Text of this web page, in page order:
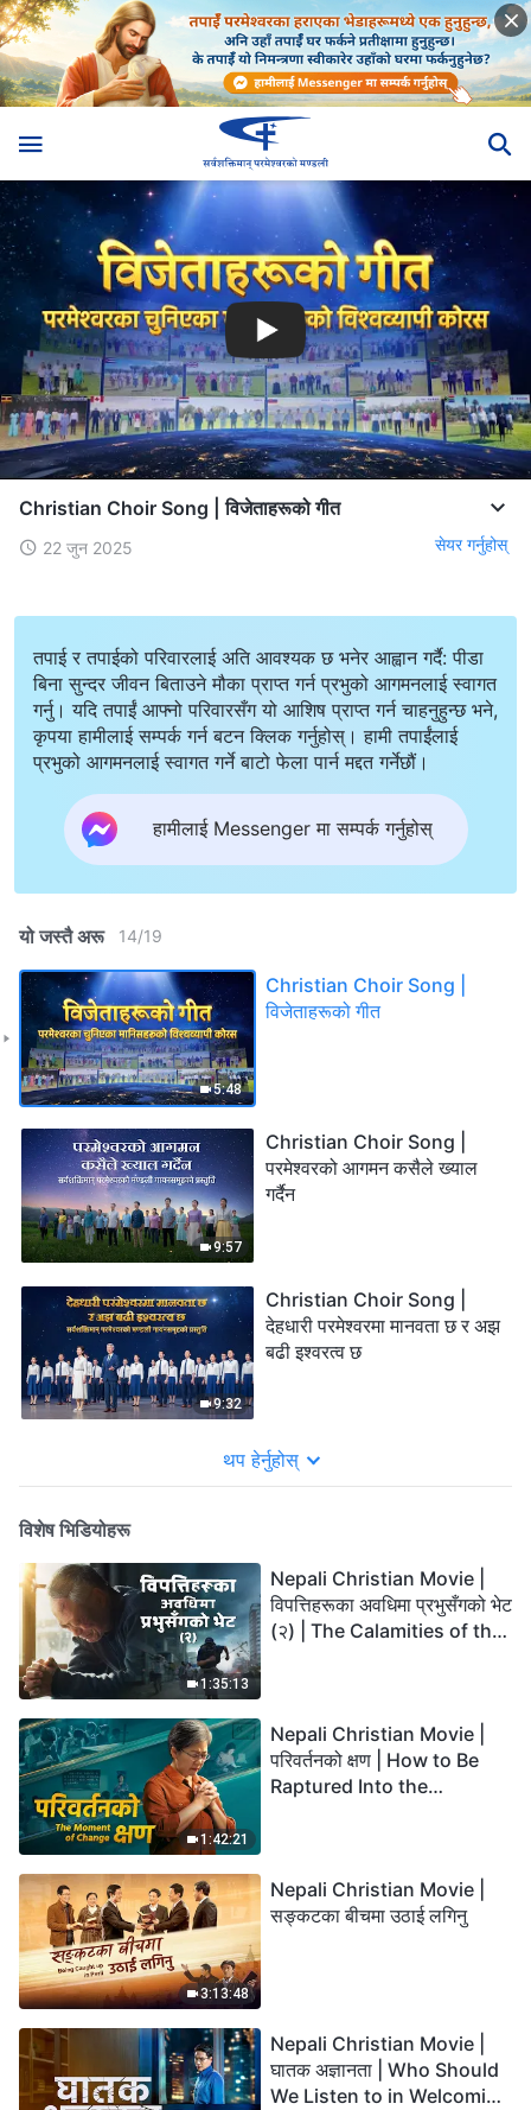
Christian Choir Song | विजेताहरूको गीत
22 जुन 2025 सेयर गर्नुहोस्
तपाई र तपाईको परिवारलाई अति आवश्यक छ भनेर आह्वान गर्दै: पीडा
बिना सुन्दर जीवन बिताउने मौका प्राप्त गर्न प्रभुको आगमनलाई स्वागत
गर्नु। यदि तपाईं आफ्नो परिवारसँग यो आशिष प्राप्त गर्न चाहनुहुन्छ भने,
कृपया हामीलाई सम्पर्क गर्न बटन क्लिक गर्नुहोस्। हामी तपाईंलाई
प्रभुको आगमनलाई स्वागत गर्ने बाटो फेला पार्न मद्दत गर्नेछौं।
हामीलाई Messenger मा सम्पर्क गर्नुहोस्
यो जस्तै अरू 14/19
5:48
Christian Choir Song |
विजेताहरूको गीत
9:57
Christian Choir Song |
परमेश्‍वरको आगमन कसैले ख्याल
गर्दैन
9:32
Christian Choir Song |
देहधारी परमेश्‍वरमा मानवता छ र अझ
बढी इश्‍वरत्व छ
थप हेर्नुहोस्
विशेष भिडियोहरू
1:35:13
Nepali Christian Movie |
विपत्तिहरूका अवधिमा प्रभुसँगको भेट
(२) | The Calamities of the
1:42:21
Nepali Christian Movie |
परिवर्तनको क्षण | How to Be
Raptured Into the
3:13:48
Nepali Christian Movie |
सङ्कटका बीचमा उठाई लगिनु
Nepali Christian Movie |
घातक अज्ञानता | Who Should
We Listen to in Welcoming